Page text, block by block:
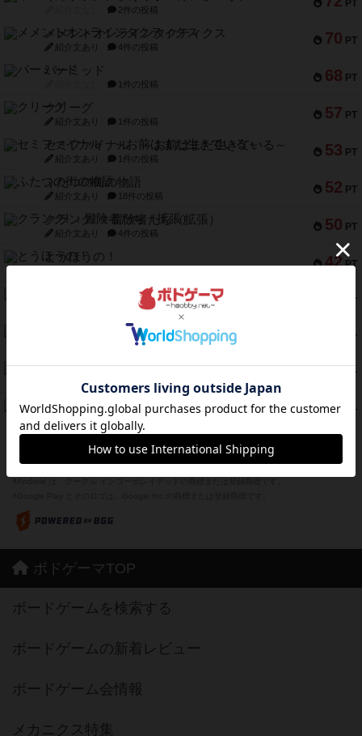
PT
2件の投稿
70 PT
メメントオンラインタクティクス
紹介文あり 4件の投稿
68 PT
パーミッド
1件の投稿
57 PT
クリーグ
紹介文あり 1件の投稿
53 PT
セミファイナル ～お前はまだ生きている～
紹介文あり 1件の投稿
52 PT
ふたつの街の物語
紹介文あり 18件の投稿
50 PT
クランク! ：冒険者たち（拡張）
紹介文あり 4件の投稿
42 PT
とうほうの！
PT
スターマイン・ラミー ポケット
2件の投稿
PT
1件の投稿
PT
スーパーストア3000
紹介文なし 1件の投稿
37 PT
フリップ７：復讐心とともに
紹介文なし 2件の投稿
※Apple、Apple のロゴ は、米国および他の国々で登録されたApple Inc.の商標です。
※App Store は、Apple Inc.のサービスマークです。
ボドゲーマTOP
ボードゲームを検索する
ボードゲームの新着レビュー
ボードゲーム会情報
メカニクス特集